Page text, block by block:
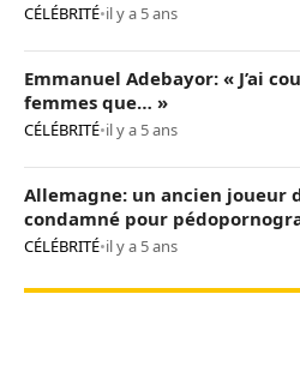
CÉLÉBRITÉ•il y a 5 ans
Emmanuel Adebayor: « J’ai
femmes que… »
CÉLÉBRITÉ•il y a 5 ans
Allemagne: un ancien joueur
condamné pour
CÉLÉBRITÉ•il y a 5 ans